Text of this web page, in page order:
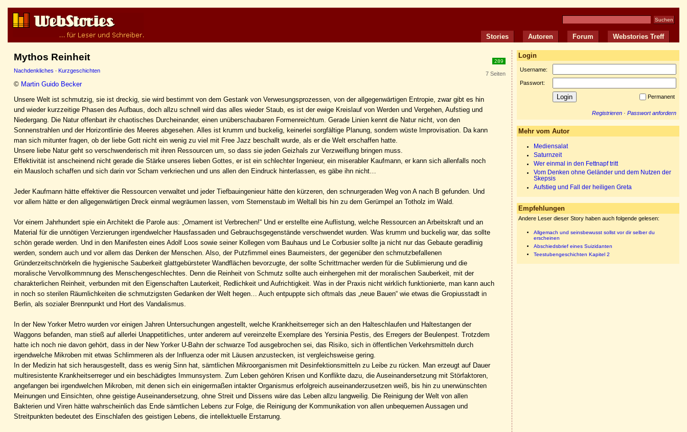
Stories Autoren Forum Webstories Treff
289
7 Seiten
Mythos Reinheit
Nachdenkliches · Kurzgeschichten
© Martin Guido Becker
Unsere Welt ist schmutzig, sie ist dreckig, sie wird bestimmt von dem Gestank von Verwesungsprozessen, von der allgegenwärtigen Entropie, zwar gibt es hin
und wieder kurzzeitige Phasen des Aufbaus, doch allzu schnell wird das alles wieder Staub, es ist der ewige Kreislauf von Werden und Vergehen, Aufstieg und
Niedergang. Die Natur offenbart ihr chaotisches Durcheinander, einen unüberschaubaren Formenreichtum. Gerade Linien kennt die Natur nicht, von den
Sonnenstrahlen und der Horizontlinie des Meeres abgesehen. Alles ist krumm und buckelig, keinerlei sorgfältige Planung, sondern wüste Improvisation. Da kann
man sich mitunter fragen, ob der liebe Gott nicht ein wenig zu viel mit Free Jazz beschallt wurde, als er die Welt erschaffen hatte.
Unsere liebe Natur geht so verschwenderisch mit ihren Ressourcen um, so dass sie jeden Geizhals zur Verzweiflung bringen muss.
Effektivität ist anscheinend nicht gerade die Stärke unseres lieben Gottes, er ist ein schlechter Ingenieur, ein miserabler Kaufmann, er kann sich allenfalls noch
ein Mausloch schaffen und sich darin vor Scham verkriechen und uns allen den Eindruck hinterlassen, es gäbe ihn nicht…
Jeder Kaufmann hätte effektiver die Ressourcen verwaltet und jeder Tiefbauingenieur hätte den kürzeren, den schnurgeraden Weg von A nach B gefunden. Und
vor allem hätte er den allgegenwärtigen Dreck einmal wegräumen lassen, vom Sternenstaub im Weltall bis hin zu dem Gerümpel an Totholz im Wald.
Vor einem Jahrhundert spie ein Architekt die Parole aus: „Ornament ist Verbrechen!“ Und er erstellte eine Auflistung, welche Ressourcen an Arbeitskraft und an
Material für die unnötigen Verzierungen irgendwelcher Hausfassaden und Gebrauchsgegenstände verschwendet wurden. Was krumm und buckelig war, das sollte
schön gerade werden. Und in den Manifesten eines Adolf Loos sowie seiner Kollegen vom Bauhaus und Le Corbusier sollte ja nicht nur das Gebaute geradlinig
werden, sondern auch und vor allem das Denken der Menschen. Also, der Putzfimmel eines Baumeisters, der gegenüber den schmutzbefallenen
Gründerzeitschnörkeln die hygienische Sauberkeit glattgebürsteter Wandflächen bevorzugte, der sollte Schrittmacher werden für die Sublimierung und die
moralische Vervollkommnung des Menschengeschlechtes. Denn die Reinheit von Schmutz sollte auch einhergehen mit der moralischen Sauberkeit, mit der
charakterlichen Reinheit, verbunden mit den Eigenschaften Lauterkeit, Redlichkeit und Aufrichtigkeit. Was in der Praxis nicht wirklich funktionierte, man kann auch
in noch so sterilen Räumlichkeiten die schmutzigsten Gedanken der Welt hegen… Auch entpuppte sich oftmals das „neue Bauen“ wie etwas die Gropiusstadt in
Berlin, als sozialer Brennpunkt und Hort des Vandalismus.
In der New Yorker Metro wurden vor einigen Jahren Untersuchungen angestellt, welche Krankheitserreger sich an den Halteschlaufen und Haltestangen der
Waggons befanden, man stieß auf allerlei Unappetitliches, unter anderem auf vereinzelte Exemplare des Yersinia Pestis, des Erregers der Beulenpest. Trotzdem
hatte ich noch nie davon gehört, dass in der New Yorker U-Bahn der schwarze Tod ausgebrochen sei, das Risiko, sich in öffentlichen Verkehrsmitteln durch
irgendwelche Mikroben mit etwas Schlimmeren als der Influenza oder mit Läusen anzustecken, ist vergleichsweise gering.
In der Medizin hat sich herausgestellt, dass es wenig Sinn hat, sämtlichen Mikroorganismen mit Desinfektionsmitteln zu Leibe zu rücken. Man erzeugt auf Dauer
multiresistente Krankheitserreger und ein beschädigtes Immunsystem. Zum Leben gehören Krisen und Konflikte dazu, die Auseinandersetzung mit Störfaktoren,
angefangen bei irgendwelchen Mikroben, mit denen sich ein einigermaßen intakter Organismus erfolgreich auseinanderzusetzen weiß, bis hin zu unerwünschten
Meinungen und Einsichten, ohne geistige Auseinandersetzung, ohne Streit und Dissens wäre das Leben allzu langweilig. Die Reinigung der Welt von allen
Bakterien und Viren hätte wahrscheinlich das Ende sämtlichen Lebens zur Folge, die Reinigung der Kommunikation von allen unbequemen Aussagen und
Streitpunkten bedeutet des Einschlafen des geistigen Lebens, die intellektuelle Erstarrung.
Login
Username:
Passwort:
Permanent
Registrieren · Passwort anfordern
Mehr vom Autor
Mediensalat
Saturnzeit
Wer einmal in den Fettnapf tritt
Vom Denken ohne Geländer und dem Nutzen der
Skepsis
Aufstieg und Fall der heiligen Greta
Empfehlungen
Andere Leser dieser Story haben auch folgende gelesen:
Allgemach und seinsbewusst sollst vor dir selber du
erscheinen
Abschiedsbrief eines Suizidanten
Teestubengeschichten Kapitel 2